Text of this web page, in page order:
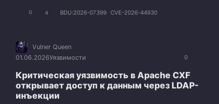
0 4 BDU:2026-07399 CVE-2026-44930
0
Vulner Queen
01.06.2026Уязвимости
Критическая уязвимость в Apache CXF
открывает доступ к данным через LDAP-
инъекции